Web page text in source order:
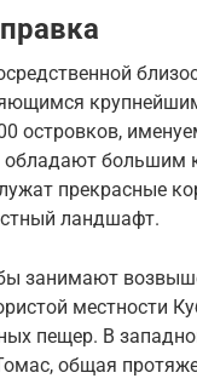
островков,
обладают большим
прекрасные
ландшафт.
занимают
местности
пещер. В
общая